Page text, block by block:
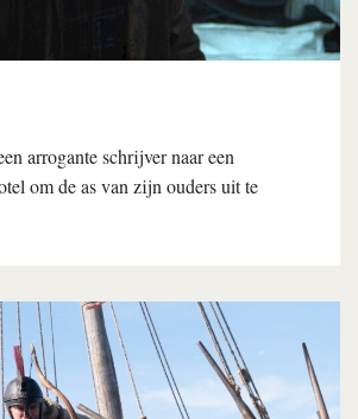
arrogante schrijver naar een
om de as van zijn ouders uit te